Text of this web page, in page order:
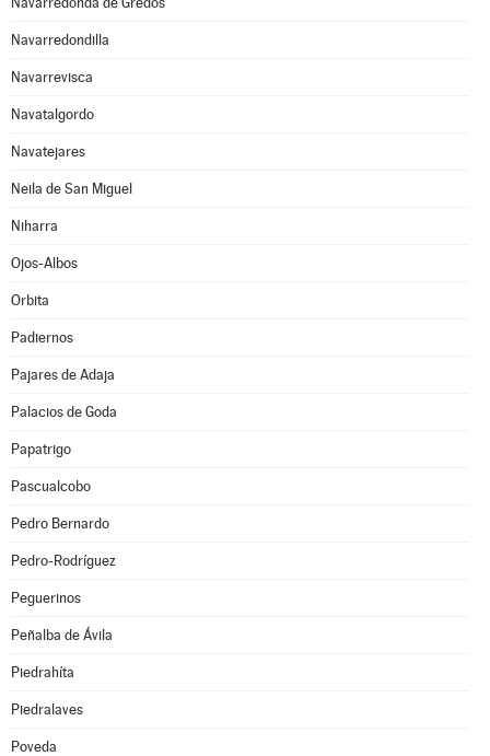
Navarredondilla
Navarrevisca
Navatalgordo
Navatejares
Neila de San Miguel
Niharra
Ojos-Albos
Orbita
Padiernos
Pajares de Adaja
Palacios de Goda
Papatrigo
Pascualcobo
Pedro Bernardo
Pedro-Rodríguez
Peguerinos
Peñalba de Ávila
Piedrahíta
Piedralaves
Poveda